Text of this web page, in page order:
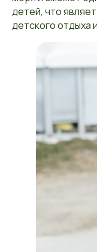
детей, что
детского отдыха